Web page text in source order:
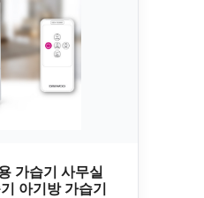
가습기 사무실
아기방 가습기